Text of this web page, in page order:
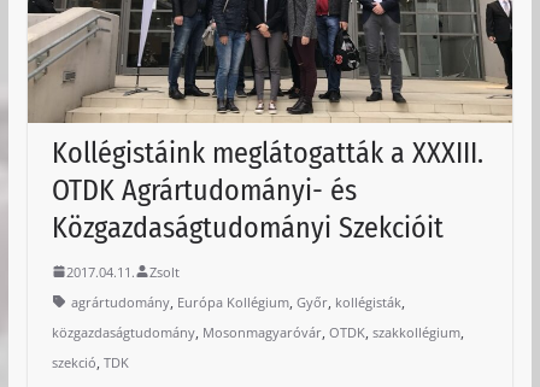
Kollégistáink meglátogatták a XXXIII.
OTDK Agrártudományi- és
Közgazdaságtudományi Szekcióit
2017.04.11.
Zsolt
agrártudomány, Európa Kollégium, Győr, kollégisták,
közgazdaságtudomány, Mosonmagyaróvár, OTDK, szakkollégium,
szekció, TDK